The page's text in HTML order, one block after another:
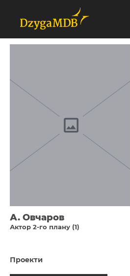
А. Овчаров
Актор 2-го плану (1)
Проекти